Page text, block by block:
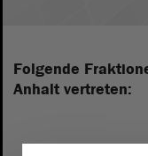
Folgende
Anhalt vertreten: